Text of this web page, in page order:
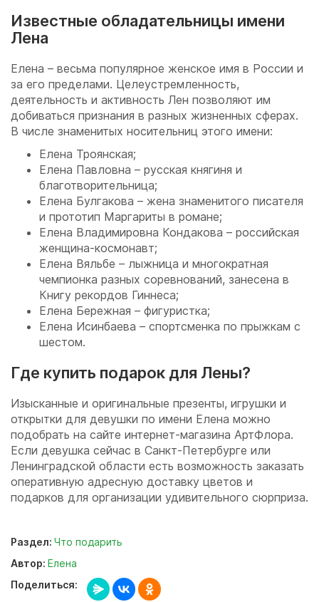
Известные обладательницы имени
Лена
Елена – весьма популярное женское имя в России и
за его пределами. Целеустремленность,
деятельность и активность Лен позволяют им
добиваться признания в разных жизненных сферах.
В числе знаменитых носительниц этого имени:
Елена Троянская;
Елена Павловна – русская княгиня и
благотворительница;
Елена Булгакова – жена знаменитого писателя
и прототип Маргариты в романе;
Елена Владимировна Кондакова – российская
женщина-космонавт;
Елена Вяльбе – лыжница и многократная
чемпионка разных соревнований, занесена в
Книгу рекордов Гиннеса;
Елена Бережная – фигуристка;
Елена Исинбаева – спортсменка по прыжкам с
шестом.
Где купить подарок для Лены?
Изысканные и оригинальные презенты, игрушки и
открытки для девушки по имени Елена можно
подобрать на сайте интернет-магазина АртФлора.
Если девушка сейчас в Санкт-Петербурге или
Ленинградской области есть возможность заказать
оперативную адресную доставку цветов и
подарков для организации удивительного сюрприза.
Раздел: Что подарить
Автор: Елена
Поделиться: